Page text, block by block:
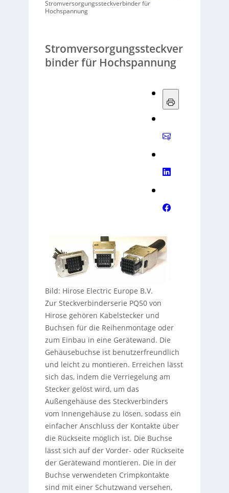
Stromversorgungssteckverbinder für
Hochspannung
Stromversorgungssteckver
binder für Hochspannung
Bild: Hirose Electric Europe B.V.
Zur Steckverbinderserie PQ50 von
Hirose gehören Kabelstecker und
Buchsen für die Reihenmontage oder
zum Einbau in eine Gerätewand. Die
Gehäusebuchse ist benutzerfreundlich
und leicht zu montieren. Erreichen lässt
sich das, indem die Verriegelung am
Stecker gelöst wird, um das
Außengehäuse des Steckverbinders
vom Innengehäuse zu lösen, sodass ein
einfacher Anschluss der Kontakte über
die Rückseite möglich ist. Die Buchse
lässt sich auf der Vorder- oder Rückseite
der Gerätewand montieren. Die in der
Buchse verwendeten Crimpkontakte
sind mit einer Schutzwand versehen,